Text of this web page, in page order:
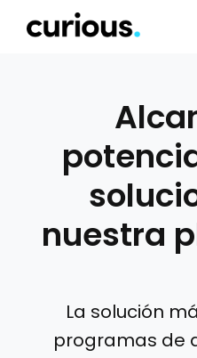
nuestra
La solución
programas de